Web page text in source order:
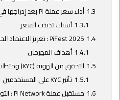
1.3 أداء سعر عملة Pi بعد إدراجها في البورصات
1.3.1 أسباب تذبذب السعر
1.4 PiFest 2025 : تعزيز الاعتماد الحقيقي للعملة
1.4.1 أهداف المهرجان
1.5 التحقق من الهوية (KYC) ومتطلبات المستخدمين
1.5.1 تأثير KYC على المستخدمين
1.6 مستقبل عملة Pi Network : التوقعات والاحتمالات